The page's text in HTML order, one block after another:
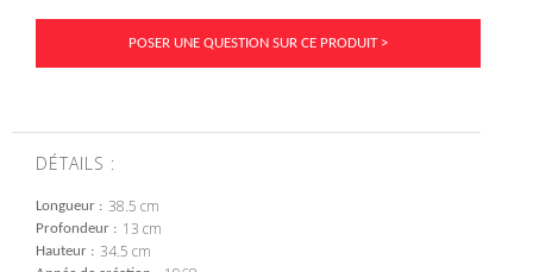
POSER UNE QUESTION SUR CE PRODUIT >
DÉTAILS :
Longueur 38.5 cm
Profondeur 13 cm
Hauteur 34.5 cm